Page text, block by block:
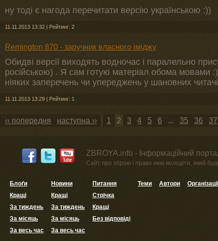
ну тоді є нагода перечитати версію українською :))
11.11.2013 13:32 | Рейтинг: 2
Remington 870 - заручник власного іміджу
Обидві версії виходять водночас і паралельно
російською) . Я сам готую матеріал обома мовами
ніяких заперечень чи упереджень у шановних
11.11.2013 13:29 | Рейтинг: 1
‹‹ попередня наступна ›› 1 2 3 4 5 6 ... 35 36 37
ZBROYA.info - Інформаційний
Сайт про зброю і право нею володіти, який
Блоґи
Кращі
За тиждень
За місяць
За весь час
Новини
Кращі
За тиждень
За місяць
За весь час
Питання
Стрічка
Кращі
Без відповіді
Теми Автори